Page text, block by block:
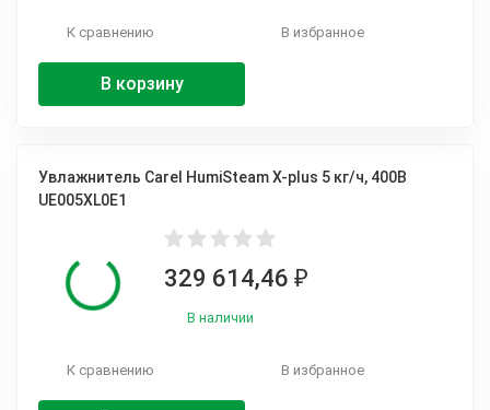
К сравнению В избранное
В корзину
Увлажнитель Carel HumiSteam X-plus 5 кг/ч, 400В
UE005XL0E1
329 614,46 ₽
В наличии
К сравнению В избранное